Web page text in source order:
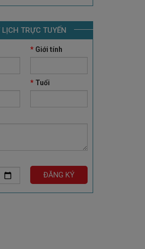
TRỰC TUYẾN
*Giới tính
*Tuổi
ĐĂNG KÝ